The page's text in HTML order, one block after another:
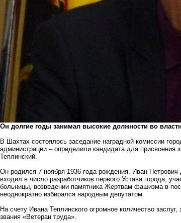
Он долгие годы занимал высокие должности во
В Шахтах состоялось заседание наградной комиссии
администрации – определили кандидата для
Теплинский.
Он родился 7 ноября 1936 года рождения. Иван
входил в число разработчиков первого Устава города,
больницы, возведении памятника Жертвам фашизма в
неоднократно избирался народным депутатом.
На счету Ивана Теплинского огромное количество
звания «Ветеран труда».